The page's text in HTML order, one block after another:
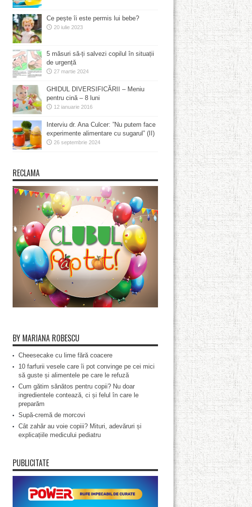
Ce pește îi este permis lui bebe?
20 iulie 2023
5 măsuri să-ți salvezi copilul în situații
de urgență
27 martie 2024
GHIDUL DIVERSIFICĂRII – Meniu
pentru cină – 8 luni
12 ianuarie 2016
Interviu dr. Ana Culcer: ”Nu putem face
experimente alimentare cu sugarul” (II)
26 septembrie 2024
RECLAMA
BY MARIANA ROBESCU
Cheesecake cu lime fără coacere
10 farfurii vesele care îi pot convinge pe cei mici
să guste și alimentele pe care le refuză
Cum gătim sănătos pentru copii? Nu doar
ingredientele contează, ci și felul în care le
preparăm
Supă-cremă de morcovi
Cât zahăr au voie copiii? Mituri, adevăruri și
explicațiile medicului pediatru
PUBLICITATE